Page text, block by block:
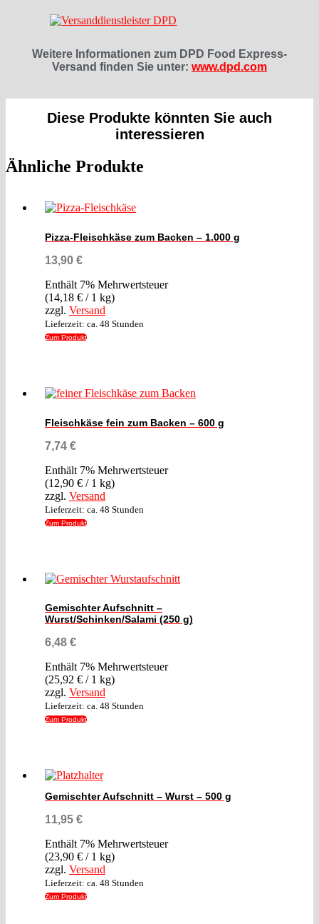
Weitere Informationen zum DPD Food Express-
Versand finden Sie unter: www.dpd.com
Diese Produkte könnten Sie auch
interessieren
Ähnliche Produkte
Pizza-Fleischkäse zum Backen – 1.000 g
13,90 €
Enthält 7% Mehrwertsteuer
(14,18 € / 1 kg)
zzgl. Versand
Lieferzeit: ca. 48 Stunden
Zum Produkt
Fleischkäse fein zum Backen – 600 g
7,74 €
Enthält 7% Mehrwertsteuer
(12,90 € / 1 kg)
zzgl. Versand
Lieferzeit: ca. 48 Stunden
Zum Produkt
Gemischter Aufschnitt –
Wurst/Schinken/Salami (250 g)
6,48 €
Enthält 7% Mehrwertsteuer
(25,92 € / 1 kg)
zzgl. Versand
Lieferzeit: ca. 48 Stunden
Zum Produkt
Gemischter Aufschnitt – Wurst – 500 g
11,95 €
Enthält 7% Mehrwertsteuer
(23,90 € / 1 kg)
zzgl. Versand
Lieferzeit: ca. 48 Stunden
Zum Produkt